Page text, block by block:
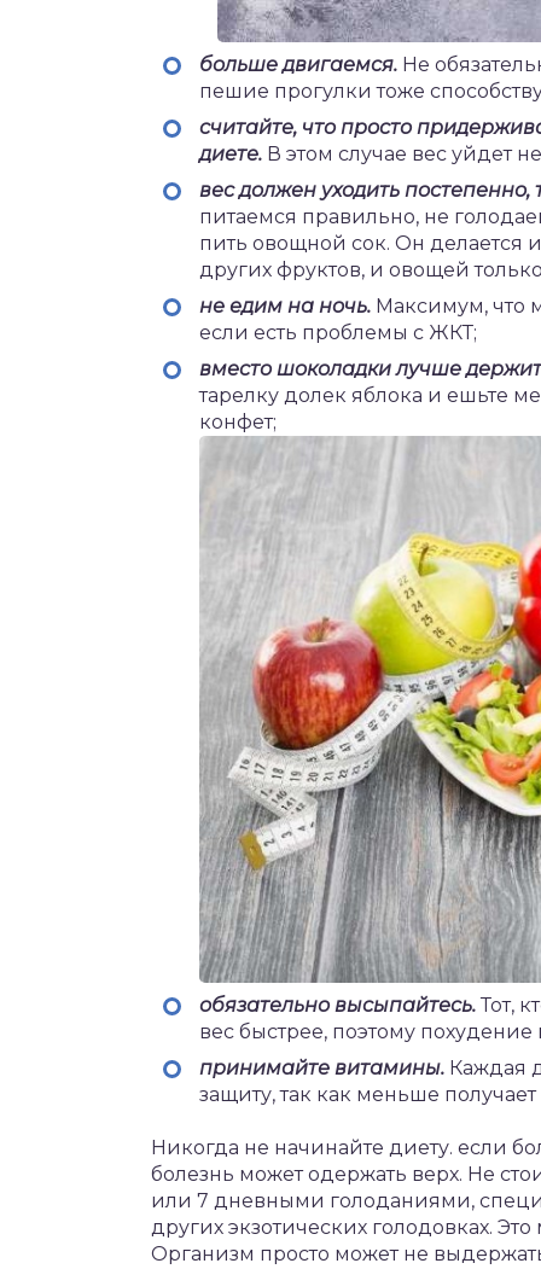
больше двигаемся. Не
пешие прогулки тоже
считайте, что просто
диете. В этом случае вес уйдет
вес должен уходить
питаемся правильно, не
пить овощной сок. Он делается
других фруктов, и овощей
не едим на ночь. Максимум, что
если есть проблемы с ЖКТ;
вместо шоколадки лучше
тарелку долек яблока и ешьте
конфет;
обязательно высыпайтесь. Тот,
вес быстрее, поэтому
принимайте витамины. Каждая
защиту, так как меньше
Никогда не начинайте диету. если
болезнь может одержать верх. Не
или 7 дневными голоданиями,
других экзотических голодовках.
Организм просто может не